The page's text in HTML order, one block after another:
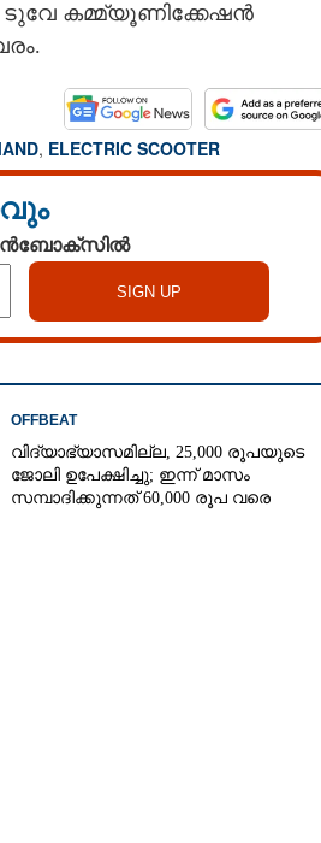
ടുവേ കമ്മ്യൂണിക്കേഷൻ
, ELECTRIC SCOOTER
OFFBEAT
വിദ്യാഭ്യാസമില്ല, 25,000 രൂപയുടെ
ജോലി ഉപേക്ഷിച്ചു; ഇന്ന് മാസം
സമ്പാദിക്കുന്നത് 60,000 രൂപ വരെ
Share this link